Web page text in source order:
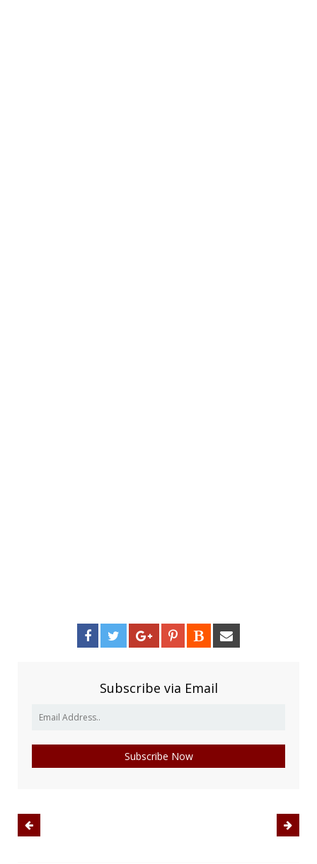
Subscribe via Email